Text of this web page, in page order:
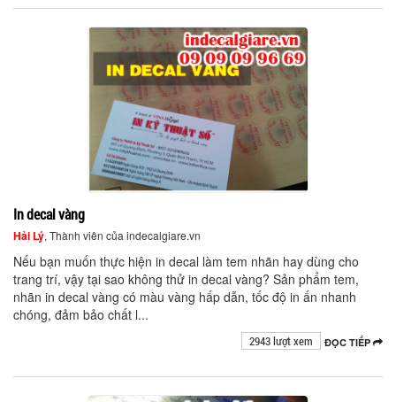
In decal vàng
Hải Lý, Thành viên của indecalgiare.vn
Nếu bạn muốn thực hiện in decal làm tem nhãn hay dùng cho
trang trí, vậy tại sao không thử in decal vàng? Sản phẩm tem,
nhãn in decal vàng có màu vàng hấp dẫn, tốc độ in ấn nhanh
chóng, đảm bảo chất l...
ĐỌC TIẾP
2943 lượt xem